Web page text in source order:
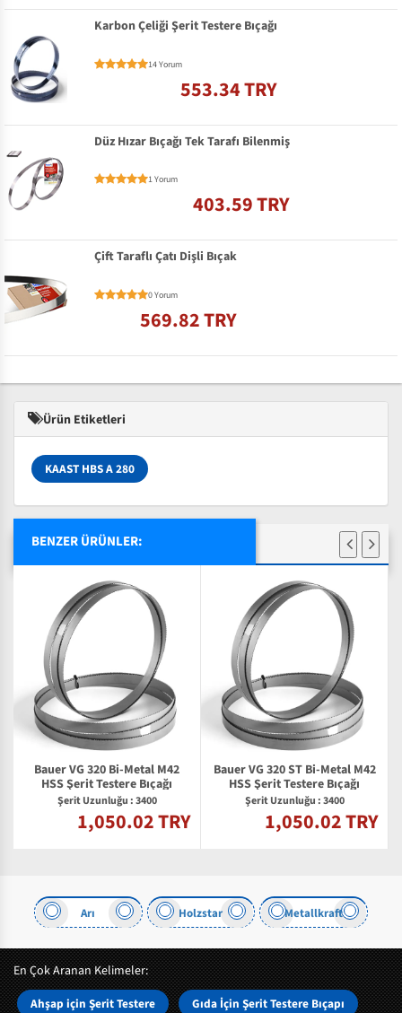
Karbon Çeliği Şerit Testere Bıçağı
14 Yorum
553.34 TRY
Düz Hızar Bıçağı Tek Tarafı Bilenmiş
1 Yorum
403.59 TRY
Çift Taraflı Çatı Dişli Bıçak
0 Yorum
569.82 TRY
Ürün Etiketleri
KAAST HBS A 280
BENZER ÜRÜNLER:
Bauer VG 320 Bi-Metal M42
HSS Şerit Testere Bıçağı
Şerit Uzunluğu : 3400
1,050.02 TRY
Bauer VG 320 ST Bi-Metal M42
HSS Şerit Testere Bıçağı
Şerit Uzunluğu : 3400
1,050.02 TRY
Arı Holzstar Metallkraft
En Çok Aranan Kelimeler:
Ahşap için Şerit Testere Gıda İçin Şerit Testere Bıçapı